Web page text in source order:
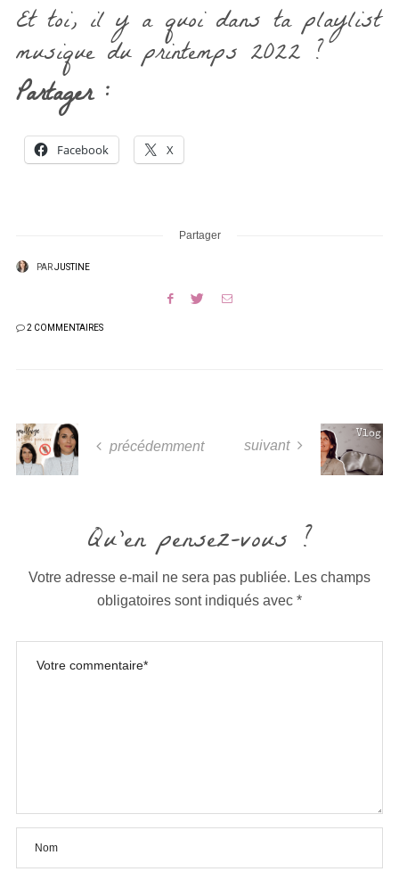
Et toi, il y a quoi dans ta playlist
musique du printemps 2022 ?
Partager :
Facebook X
Partager
PARJUSTINE
2 COMMENTAIRES
précédemment suivant
Qu'en pensez-vous ?
Votre adresse e-mail ne sera pas publiée. Les champs
obligatoires sont indiqués avec *